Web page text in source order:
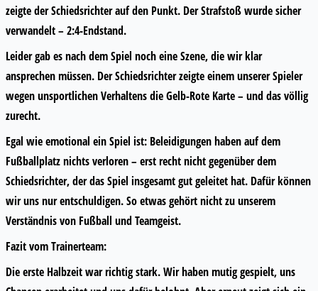
zeigte der Schiedsrichter auf den Punkt. Der Strafstoß wurde sicher
verwandelt – 2:4-Endstand.
Leider gab es nach dem Spiel noch eine Szene, die wir klar
ansprechen müssen. Der Schiedsrichter zeigte einem unserer Spieler
wegen unsportlichen Verhaltens die Gelb-Rote Karte – und das völlig
zurecht.
Egal wie emotional ein Spiel ist: Beleidigungen haben auf dem
Fußballplatz nichts verloren – erst recht nicht gegenüber dem
Schiedsrichter, der das Spiel insgesamt gut geleitet hat. Dafür können
wir uns nur entschuldigen. So etwas gehört nicht zu unserem
Verständnis von Fußball und Teamgeist.
Fazit vom Trainerteam:
Die erste Halbzeit war richtig stark. Wir haben mutig gespielt, uns